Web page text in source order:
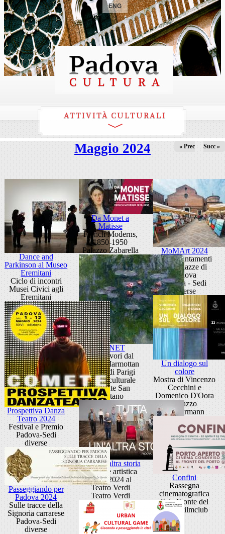
ENG
ATTIVITÀ CULTURALI
Maggio 2024 « Prec Succ »
Dance and
Parkinson al Museo
Eremitani
Ciclo di incontri
Musei Civici agli
Eremitani
Da Monet a
Matisse
French Moderns,
1850-1950
Palazzo Zabarella
MoMArt 2024
Gli appuntamenti
nelle piazze di
Padova
Padova - Sedi
diverse
MONET
Capolavori dal
Musée Marmottan
Monet di Parigi
Centro culturale
Altinate San
Gaetano
Un dialogo sul
colore
Mostra di Vincenzo
Cecchini e
Domenico D'Oora
Palazzo
Zuckermann
Prospettiva Danza
Teatro 2024
Festival e Premio
Padova-Sedi
diverse
Tutta un'altra storia
Stagione artistica
2023-2024 al
Teatro Verdi
Teatro Verdi
Confini
Rassegna
cinematografica
Sala Fronte del
Porto Filmclub
Passeggiando per
Padova 2024
Sulle tracce della
Signoria carrarese
Padova-Sedi
diverse